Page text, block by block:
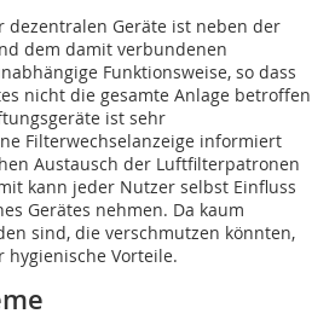
dezentralen Geräte ist neben der
dem damit verbundenen
Funktionsweise, so dass
nicht die gesamte Anlage betroffen
ist sehr
Filterwechselanzeige informiert
Austausch der Luftfilterpatronen
kann jeder Nutzer selbst Einfluss
Gerätes nehmen. Da kaum
sind, die verschmutzen könnten,
hygienische Vorteile.